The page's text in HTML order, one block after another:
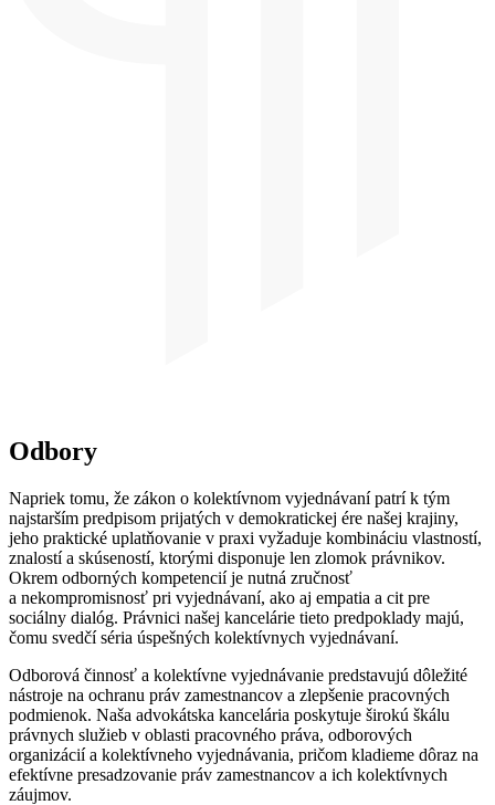
Odbory
Napriek tomu, že zákon o kolektívnom vyjednávaní patrí k tým
najstarším predpisom prijatých v demokratickej ére našej krajiny,
jeho praktické uplatňovanie v praxi vyžaduje kombináciu vlastností,
znalostí a skúseností, ktorými disponuje len zlomok právnikov.
Okrem odborných kompetencií je nutná zručnosť
a nekompromisnosť pri vyjednávaní, ako aj empatia a cit pre
sociálny dialóg. Právnici našej kancelárie tieto predpoklady majú,
čomu svedčí séria úspešných kolektívnych vyjednávaní.
Odborová činnosť a kolektívne vyjednávanie predstavujú dôležité
nástroje na ochranu práv zamestnancov a zlepšenie pracovných
podmienok. Naša advokátska kancelária poskytuje širokú škálu
právnych služieb v oblasti pracovného práva, odborových
organizácií a kolektívneho vyjednávania, pričom kladieme dôraz na
efektívne presadzovanie práv zamestnancov a ich kolektívnych
záujmov.